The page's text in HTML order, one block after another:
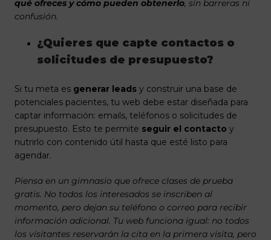
qué ofreces y cómo pueden obtenerlo, sin barreras ni
confusión.
¿Quieres que capte contactos o
solicitudes de presupuesto?
Si tu meta es generar leads y construir una base de
potenciales pacientes, tu web debe estar diseñada para
captar información: emails, teléfonos o solicitudes de
presupuesto. Esto te permite seguir el contacto y
nutrirlo con contenido útil hasta que esté listo para
agendar.
Piensa en un gimnasio que ofrece clases de prueba
gratis. No todos los interesados se inscriben al
momento, pero dejan su teléfono o correo para recibir
información adicional. Tu web funciona igual: no todos
los visitantes reservarán la cita en la primera visita, pero